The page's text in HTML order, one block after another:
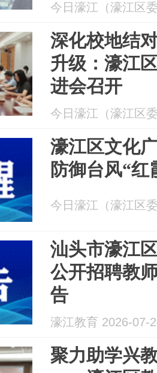
今日濠江（濠江区
深化校地结
升级：濠江
进会召开
今日濠江（濠江区
濠江区文化
防御台风“红
今日濠江（濠江区
汕头市濠江
公开招聘教
告
濠江教育 2026-07-
聚力助学兴